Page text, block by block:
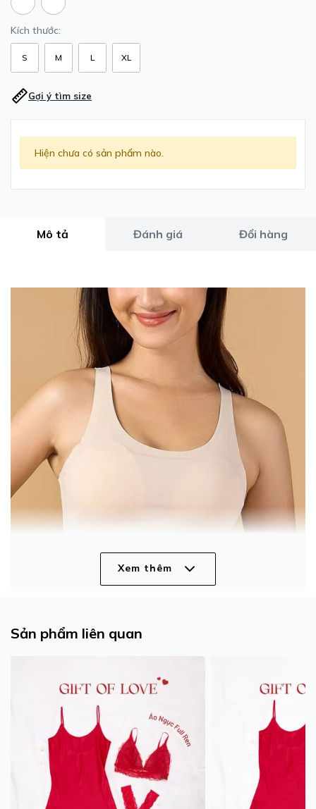
Kích thước:
S M L XL
Gợi ý tìm size
Hiện chưa có sản phẩm nào.
Mô tả Đánh giá Đổi hàng
Xem thêm
Sản phẩm liên quan